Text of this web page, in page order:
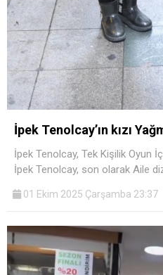
İpek Tenolcay’ın kızı
İpek Tenolcay, Tek Kişilik Oyun
İpek Tenolcay, son olarak Aile
01 Ekim 2025 Çarşamba 23:37